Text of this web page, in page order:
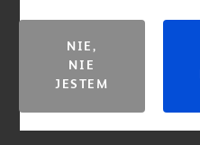
NIE,
NIE
JESTEM